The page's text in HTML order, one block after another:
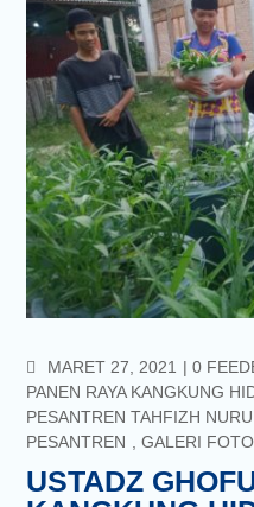
MARET 27, 2021
0
PANEN RAYA KANGKUNG
PESANTREN TAHFIZH
PESANTREN
,GALERI FOTO
USTADZ